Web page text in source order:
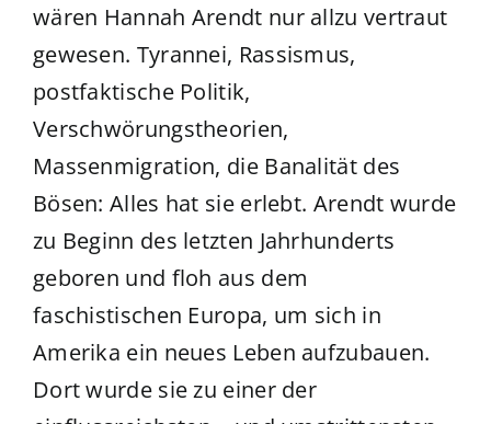
wären Hannah Arendt nur allzu vertraut
gewesen. Tyrannei, Rassismus,
postfaktische Politik,
Verschwörungstheorien,
Massenmigration, die Banalität des
Bösen: Alles hat sie erlebt. Arendt wurde
zu Beginn des letzten Jahrhunderts
geboren und floh aus dem
faschistischen Europa, um sich in
Amerika ein neues Leben aufzubauen.
Dort wurde sie zu einer der